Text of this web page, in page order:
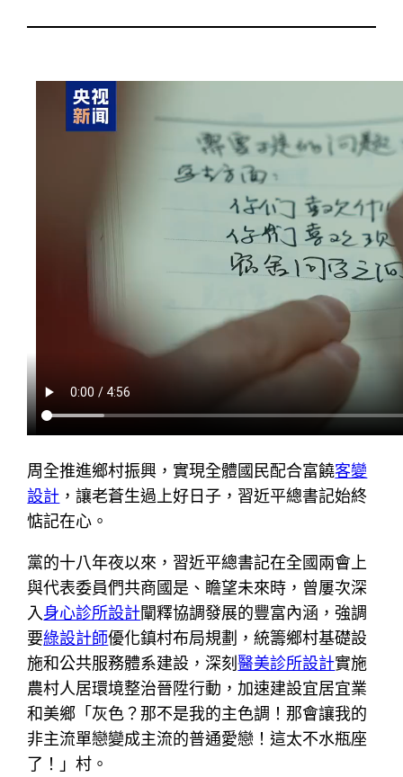
周全推進鄉村振興，實現全體國民配合富饒客變
設計 ，讓老蒼生過上好日子，習近平總書記始終
惦記在心。
黨的十八年夜以來，習近平總書記在全國兩會上
與代表委員們共商國是、瞻望未來時，曾屢次深
入身心診所設計闡釋協調發展的豐富內涵，強調
要綠設計師優化鎮村布局規劃，統籌鄉村基礎設
施和公共服務體系建設，深刻醫美診所設計實施
農村人居環境整治晉陞行動，加速建設宜居宜業
和美鄉「灰色？那不是我的主色調！那會讓我的
非主流單戀變成主流的普通愛戀！這太不水瓶座
了！」村。